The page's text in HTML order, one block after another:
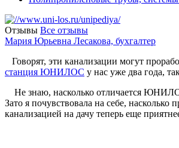
Отзывы Все отзывы
Мария Юрьевна Лесакова, бухгалтер
Говорят, эти канализации могут
станция ЮНИЛОС у нас уже два года,
Не знаю, насколько отличается
Зато я почувствовала на себе,
канализацией на дачу теперь еще